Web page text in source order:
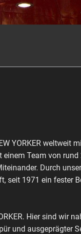
YORKER weltweit
Team von
Durch
1971 ein fester
Hier sind wir
und ausgeprägter